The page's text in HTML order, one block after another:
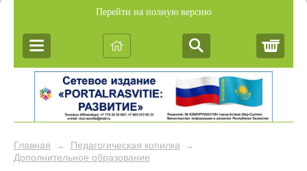
Перейти на полную версию
Главная → Педагогическая копилка →
Дополнительное образование